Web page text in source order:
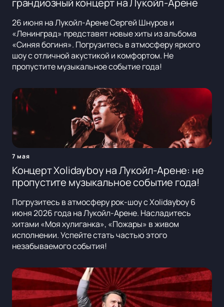
грандиозный концерт на Лукойл-Арене
26 июня на Лукойл-Арене Сергей Шнуров и
«Ленинград» представят новые хиты из альбома
«Синяя богиня». Погрузитесь в атмосферу яркого
шоу с отличной акустикой и комфортом. Не
пропустите музыкальное событие года!
7 мая
Концерт Xolidayboy на Лукойл-Арене: не
пропустите музыкальное событие года!
Погрузитесь в атмосферу рок-шоу с Xolidayboy 6
июня 2026 года на Лукойл-Арене. Насладитесь
хитами «Моя хулиганка», «Пожары» в живом
исполнении. Успейте стать частью этого
незабываемого события!